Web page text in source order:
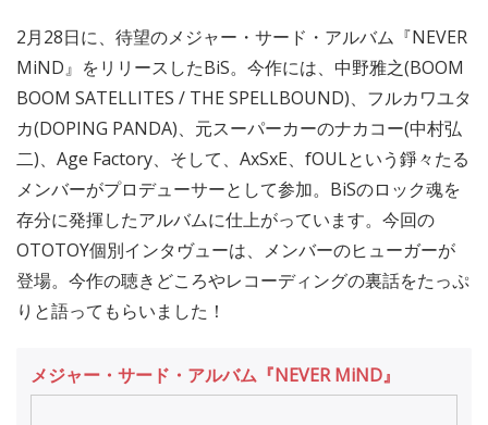
2月28日に、待望のメジャー・サード・アルバム『NEVER
MiND』をリリースしたBiS。今作には、中野雅之(BOOM
BOOM SATELLITES / THE SPELLBOUND)、フルカワユタ
カ(DOPING PANDA)、元スーパーカーのナカコー(中村弘
二)、Age Factory、そして、AxSxE、fOULという錚々たる
メンバーがプロデューサーとして参加。BiSのロック魂を
存分に発揮したアルバムに仕上がっています。今回の
OTOTOY個別インタヴューは、メンバーのヒューガーが
登場。今作の聴きどころやレコーディングの裏話をたっぷ
りと語ってもらいました！
メジャー・サード・アルバム『NEVER MiND』